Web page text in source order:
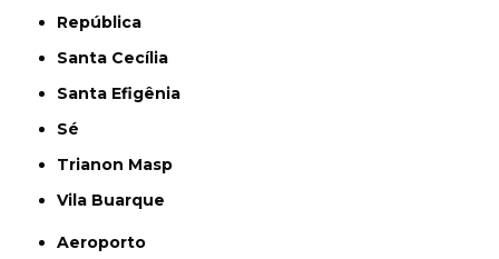
República
Santa Cecília
Santa Efigênia
Sé
Trianon Masp
Vila Buarque
Aeroporto